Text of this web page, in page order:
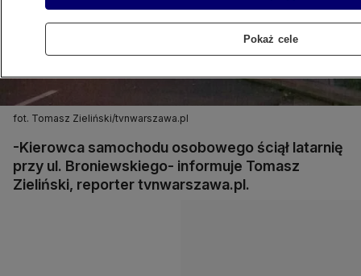
fot. Tomasz Zieliński/tvnwarszawa.pl
-Kierowca samochodu osobowego ściął latarnię
przy ul. Broniewskiego- informuje Tomasz
Zieliński, reporter tvnwarszawa.pl.
Pokaż cele